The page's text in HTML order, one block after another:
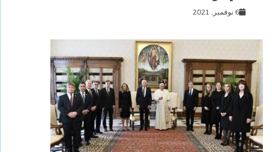
6 نوفمبر, 2021